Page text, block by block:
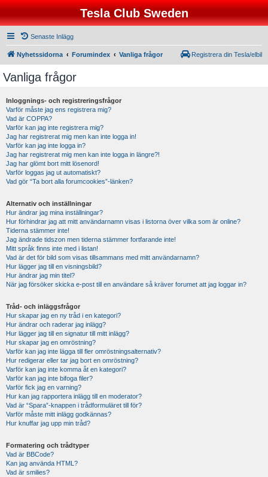
Tesla Club Sweden
Senaste Inlägg
Nyhetssidorna Forumindex Vanliga frågor Registrera din Tesla/elbil
Vanliga frågor
Inloggnings- och registreringsfrågor
Varför måste jag ens registrera mig?
Vad är COPPA?
Varför kan jag inte registrera mig?
Jag har registrerat mig men kan inte logga in!
Varför kan jag inte logga in?
Jag har registrerat mig men kan inte logga in längre?!
Jag har glömt bort mitt lösenord!
Varför loggas jag ut automatiskt?
Vad gör “Ta bort alla forumcookies”-länken?
Alternativ och inställningar
Hur ändrar jag mina inställningar?
Hur förhindrar jag att mitt användarnamn visas i listorna över vilka som är online?
Tiderna stämmer inte!
Jag ändrade tidszon men tiderna stämmer fortfarande inte!
Mitt språk finns inte med i listan!
Vad är det för bild som visas tillsammans med mitt användarnamn?
Hur lägger jag till en visningsbild?
Hur ändrar jag min titel?
När jag försöker skicka e-post till en användare så kräver forumet att jag loggar in?
Tråd- och inläggsfrågor
Hur skapar jag en ny tråd i en kategori?
Hur ändrar och raderar jag inlägg?
Hur lägger jag till en signatur till mitt inlägg?
Hur skapar jag en omröstning?
Varför kan jag inte lägga till fler omröstningsalternativ?
Hur redigerar eller tar jag bort en omröstning?
Varför kan jag inte komma åt en kategori?
Varför kan jag inte bifoga filer?
Varför fick jag en varning?
Hur kan jag rapportera inlägg till en moderator?
Vad är “Spara”-knappen i trådformuläret till för?
Varför måste mitt inlägg godkännas?
Hur knuffar jag upp min tråd?
Formatering och trådtyper
Vad är BBCode?
Kan jag använda HTML?
Vad är smilies?